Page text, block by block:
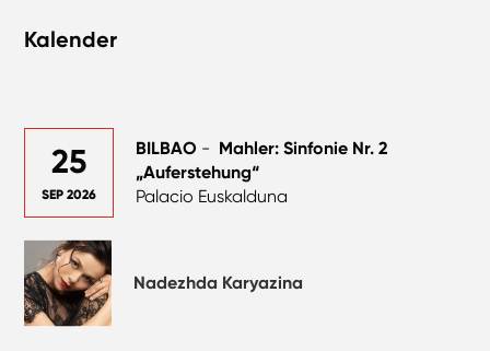
Kalender
25
SEP 2026
BILBAO - Mahler: Sinfonie Nr. 2
„Auferstehung“
Palacio Euskalduna
Nadezhda Karyazina